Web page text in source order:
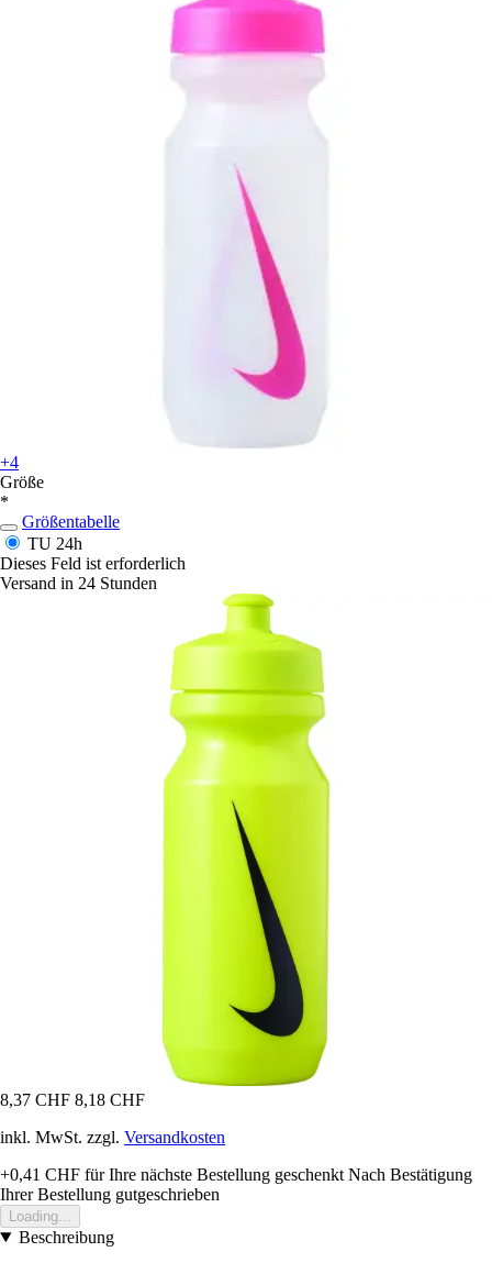
+4
Größe
*
Größentabelle
TU 24h
Dieses Feld ist erforderlich
Versand in 24 Stunden
8,37 CHF 8,18 CHF
inkl. MwSt. zzgl. Versandkosten
+0,41 CHF für Ihre nächste Bestellung geschenkt Nach Bestätigung
Ihrer Bestellung gutgeschrieben
Loading...
Beschreibung